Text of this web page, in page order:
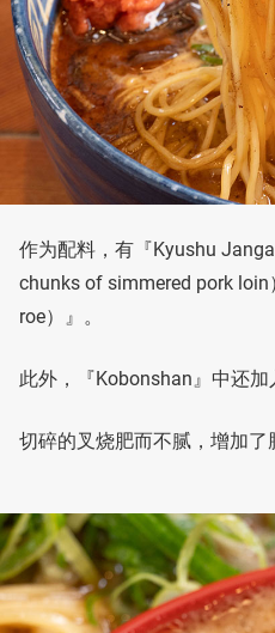
作为配料，有『Kyushu
chunks of simmered pork
roe）』。
此外，『Kobonshan』中还加
切碎的叉烧肥而不腻，增加了